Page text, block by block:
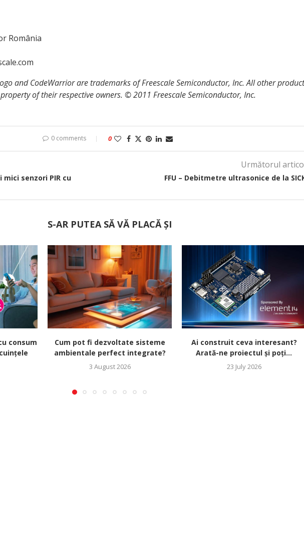
România
and CodeWarrior are trademarks of Freescale Semiconductor, Inc. All other product
of their respective owners. © 2011 Freescale Semiconductor, Inc.
0 comments 0
senzori PIR cu
Următorul
FFU – Debitmetre ultrasonice de la
S-AR PUTEA SĂ VĂ PLACĂ ȘI
consum
Cum pot fi dezvoltate sisteme
ambientale perfect integrate?
3 August 2026
Ai construit ceva interesant?
Arată-ne proiectul și poți...
23 July 2026